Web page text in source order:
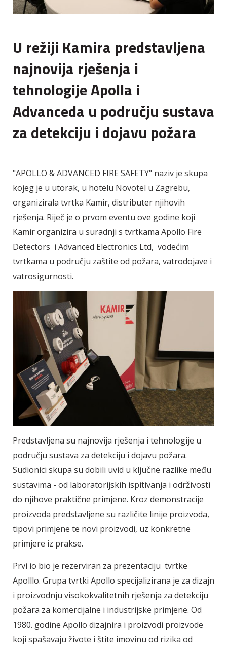
U režiji Kamira predstavljena
najnovija rješenja i
tehnologije Apolla i
Advanceda u području sustava
za detekciju i dojavu požara
"APOLLO & ADVANCED FIRE SAFETY" naziv je skupa
kojeg je u utorak, u hotelu Novotel u Zagrebu,
organizirala tvrtka Kamir, distributer njihovih
rješenja. Riječ je o prvom eventu ove godine koji
Kamir organizira u suradnji s tvrtkama Apollo Fire
Detectors i Advanced Electronics Ltd, vodećim
tvrtkama u području zaštite od požara, vatrodojave i
vatrosigurnosti.
Predstavljena su najnovija rješenja i tehnologije u
području sustava za detekciju i dojavu požara.
Sudionici skupa su dobili uvid u ključne razlike među
sustavima - od laboratorijskih ispitivanja i održivosti
do njihove praktične primjene. Kroz demonstracije
proizvoda predstavljene su različite linije proizvoda,
tipovi primjene te novi proizvodi, uz konkretne
primjere iz prakse.
Prvi io bio je rezerviran za prezentaciju tvrtke
Apolllo. Grupa tvrtki Apollo specijalizirana je za dizajn
i proizvodnju visokokvalitetnih rješenja za detekciju
požara za komercijalne i industrijske primjene. Od
1980. godine Apollo dizajnira i proizvodi proizvode
koji spašavaju živote i štite imovinu od rizika od